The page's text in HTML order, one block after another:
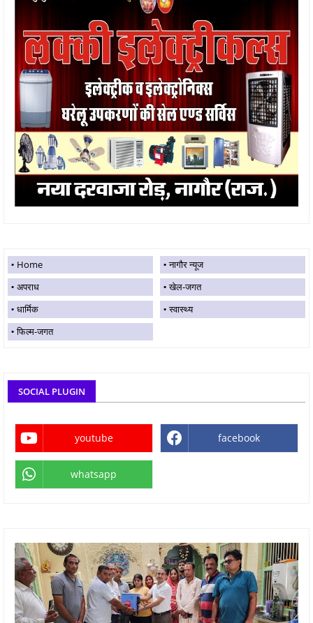
Home
नागौर न्यूज
अपराध
खेल-जगत
धार्मिक
स्वास्थ्य
फिल्म-जगत
SOCIAL PLUGIN
youtube facebook
whatsapp